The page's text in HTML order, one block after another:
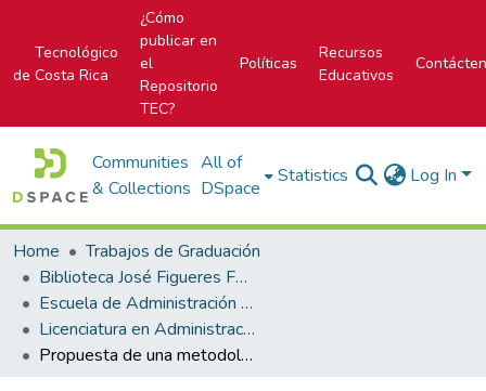
Tecnológico
de Costa Rica
¿Cómo
publicar en
el
Repositorio
TEC?
Políticas
Recursos
Educativos
Communities
& Collections
All of
DSpace
Statistics Log In
Home
Trabajos de Graduación
Biblioteca José Figueres Ferrer
Escuela de Administración de Tecnologías de Información (antes era Área Académica de Administración de Tecnologías de Información)
Licenciatura en Administración de Tecnología de Información
Propuesta de una metodología de control de calidad para los proyectos de automatización, basado en las mejores prácticas de ISTQB, caso: SOIN S.A.